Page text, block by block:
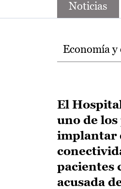
Noticias
Temas
Economía y
El
uno de
implantar
pacientes
acusada